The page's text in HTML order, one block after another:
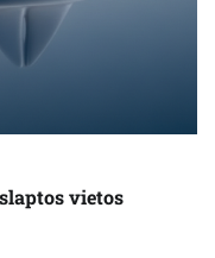
vietos